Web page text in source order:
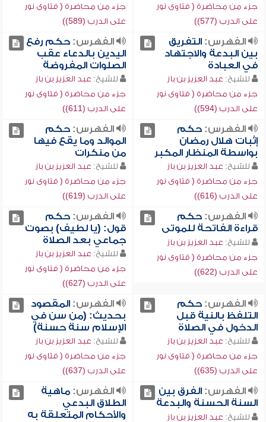
جزء من محاضرة ( فتاوى نور
على الدرب (577))
جزء من محاضرة ( فتاوى نور
على الدرب (589))
الفهرس:التفريق
بين البدعة والاجتهاد
في العبادة
للشيخ: عبد العزيز بن باز
جزء من محاضرة ( فتاوى نور
على الدرب (594))
الفهرس:حكم رفع
اليدين بالدعاء عقب
الصلوات المفروضة
للشيخ: عبد العزيز بن باز
جزء من محاضرة ( فتاوى نور
على الدرب (611))
الفهرس:حكم
إثبات هلال رمضان
بواسطة المنظار المكبر
للشيخ: عبد العزيز بن باز
جزء من محاضرة ( فتاوى نور
على الدرب (616))
الفهرس:حكم
الموالد وما يقع فيها
من منكرات
للشيخ: عبد العزيز بن باز
جزء من محاضرة ( فتاوى نور
على الدرب (619))
الفهرس:حكم
قراءة الفاتحة للموتى
للشيخ: عبد العزيز بن باز
جزء من محاضرة ( فتاوى نور
على الدرب (622))
الفهرس:حكم
قول: (يا لطيف) بصوت
جماعي بعد الصلاة
للشيخ: عبد العزيز بن باز
جزء من محاضرة ( فتاوى نور
على الدرب (627))
الفهرس:حكم
التلفظ بالنية قبل
الدخول في الصلاة
للشيخ: عبد العزيز بن باز
جزء من محاضرة ( فتاوى نور
على الدرب (635))
الفهرس:المقصود
بحديث: (من سن في
الإسلام سنة حسنة)
للشيخ: عبد العزيز بن باز
جزء من محاضرة ( فتاوى نور
على الدرب (637))
الفهرس:الفرق بين
السنة الحسنة والبدعة
للشيخ: عبد العزيز بن باز
الفهرس:ماهية
الطلاق البدعي
والأحكام المتعلقة به